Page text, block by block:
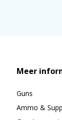
Meer
Guns
Ammo &